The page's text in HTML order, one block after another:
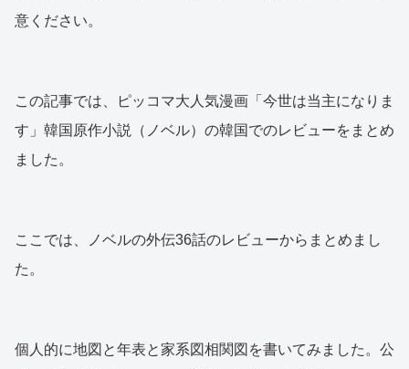
意ください。
この記事では、ピッコマ大人気漫画「今世は当主になりま
す」韓国原作小説（ノベル）の韓国でのレビューをまとめ
ました。
ここでは、ノベルの外伝36話のレビューからまとめまし
た。
個人的に地図と年表と家系図相関図を書いてみました。公